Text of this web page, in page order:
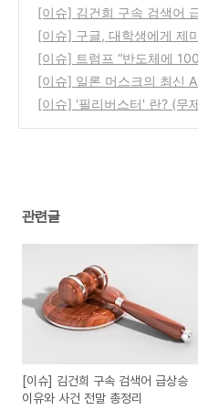
[이슈] 김건희 구속 검색어
전말 총정리
(13)
[이슈] 구글, 대학생에게 제
로 1년 무료 제공 – 지금 신
총정리
(6)
[이슈] 트럼프 “반도체에
국 수출, 첫 WTO 위반 직격
[이슈] 일론 머스크의 최신
4)’가 주목받는 이유는?
(12)
[이슈] '필리버스터' 란? (무
관련글
[이슈] 김건희 구속 검색어 급상승
이유와 사건 전말 총정리